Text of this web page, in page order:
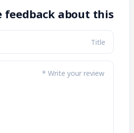
feedback about this